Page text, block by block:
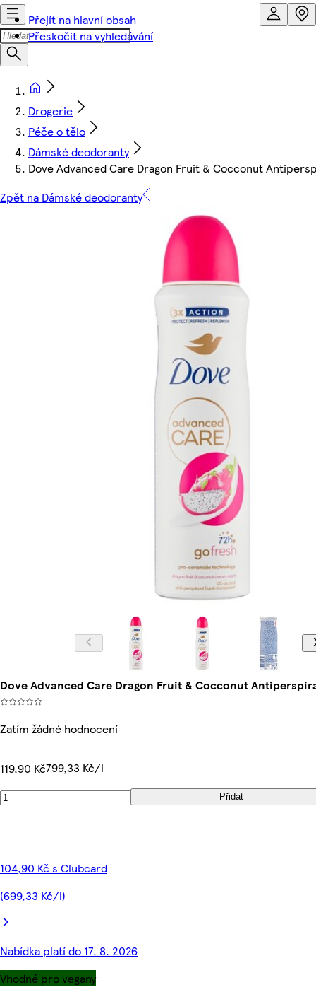
Přejít na hlavní obsah
Přeskočit na vyhledávání
Drogerie
Péče o tělo
Dámské deodoranty
Dove Advanced Care Dragon Fruit & Cocconut
Zpět na Dámské deodoranty
Dove Advanced Care Dragon Fruit & Cocconut
Zatím žádné hodnocení
119,90 Kč799,33 Kč/l
Přidat
104,90 Kč s Clubcard
(699,33 Kč/l)
Nabídka platí do 17. 8. 2026
Vhodné pro vegany